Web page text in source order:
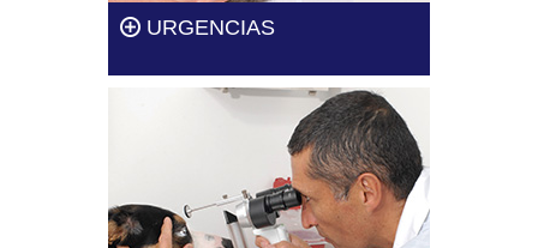
URGENCIAS
En Clínica Veterinaria Dogtor te
brindamos el servicio de
urgencias de la mano de
veterinarios ampliamente
Leer más